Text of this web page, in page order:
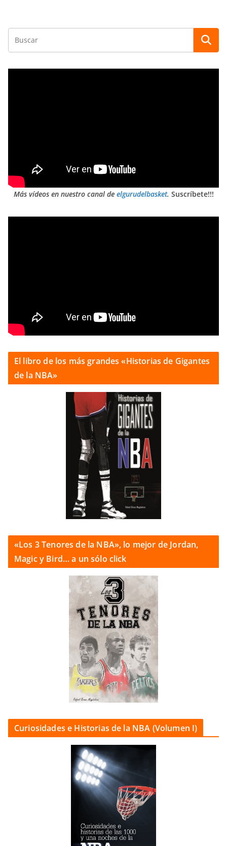
Más vídeos en nuestro canal de elgurudelbasket. Suscríbete!!!
El libro de los más grandes «Historias de Gigantes
de la NBA»
«Los 3 Tenores de la NBA», lo mejor de Jordan,
Magic y Bird… a un sólo click
Curiosidades e Historias de la NBA (Volumen I)